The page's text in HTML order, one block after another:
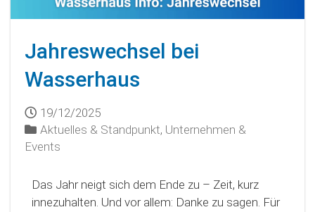
Jahreswechsel bei
Wasserhaus
19/12/2025
Aktuelles & Standpunkt, Unternehmen &
Events
Das Jahr neigt sich dem Ende zu – Zeit, kurz
innezuhalten. Und vor allem: Danke zu sagen. Für